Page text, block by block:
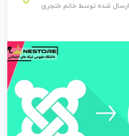
ارسال شده توسط خانم خنجری